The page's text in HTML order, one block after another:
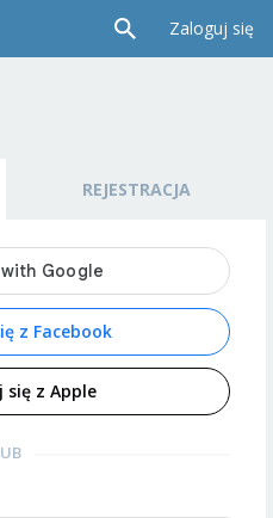
Zaloguj się
REJESTRACJA
z Facebook
się z Apple